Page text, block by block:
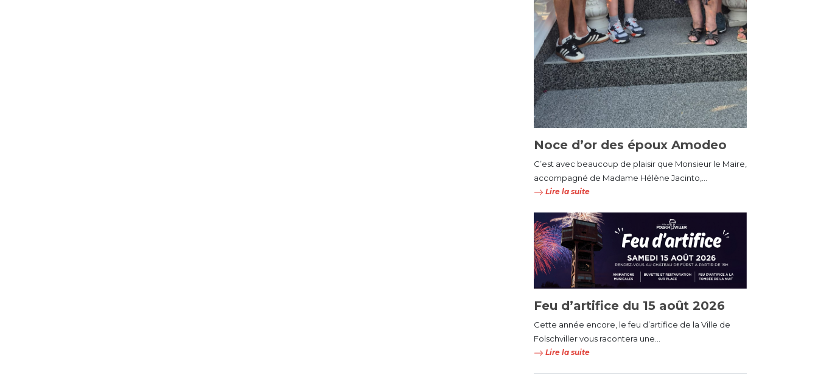
Noce d’or des époux Amodeo
C’est avec beaucoup de plaisir que Monsieur le Maire,
accompagné de Madame Hélène Jacinto,...
Lire la suite
Feu d’artifice du 15 août 2026
Cette année encore, le feu d’artifice de la Ville de
Folschviller vous racontera une...
Lire la suite